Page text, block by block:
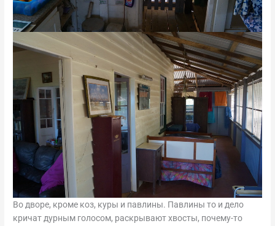
Во дворе, кроме коз, куры и павлины. Павлины то и дело
кричат дурным голосом, раскрывают хвосты, почему-то